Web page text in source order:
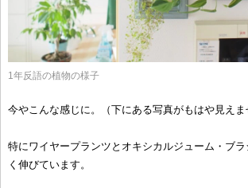
1年反語の植物の様子
今やこんな感じに。（下にある写真がもはや見えま
特にワイヤープランツとオキシカルジューム・ブ
く伸びています。